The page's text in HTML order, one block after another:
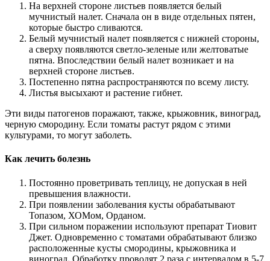
На верхней стороне листьев появляется белый
мучнистый налет. Сначала он в виде отдельных пятен,
которые быстро сливаются.
Белый мучнистый налет появляется с нижней стороны,
а сверху появляются светло-зеленые или желтоватые
пятна. Впоследствии белый налет возникает и на
верхней стороне листьев.
Постепенно пятна распространяются по всему листу.
Листья высыхают и растение гибнет.
Эти виды патогенов поражают, также, крыжовник, виноград,
черную смородину. Если томаты растут рядом с этими
культурами, то могут заболеть.
Как лечить болезнь
Постоянно проветривать теплицу, не допуская в ней
превышения влажности.
При появлении заболевания кусты обрабатывают
Топазом, ХОМом, Орданом.
При сильном поражении используют препарат Тиовит
Джет. Одновременно с томатами обрабатывают близко
расположенные кусты смородины, крыжовника и
виноград. Обработку проводят 2 раза с интервалом в 5-7